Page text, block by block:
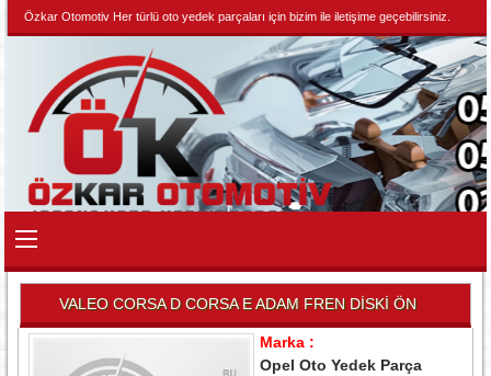
Özkar Otomotiv Her türlü oto yedek parçaları için bizim ile iletişime geçebilirsiniz.
VALEO CORSA D CORSA E ADAM FREN DİSKİ ÖN
Marka :
Opel Oto Yedek Parça